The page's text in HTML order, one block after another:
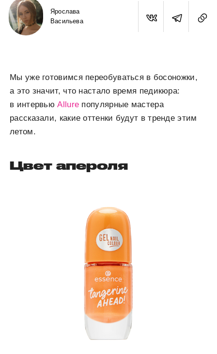
Ярослава
Васильева
Мы уже готовимся переобуваться в босоножки,
а это значит, что настало время педикюра:
в интервьюAllure популярные мастера
рассказали, какие оттенки будут в тренде этим
летом.
Цвет апероля